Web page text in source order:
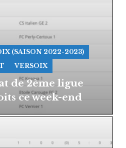
(SAISON 2022-2023)
VERSOIX
de 2ème ligue
ce week-end​